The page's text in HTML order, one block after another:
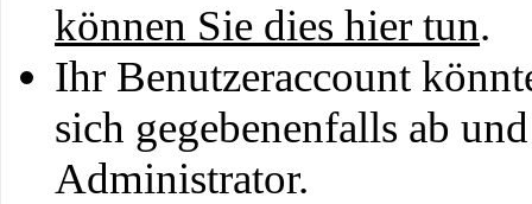
können Sie dies hier tun.
Ihr Benutzeraccount
sich gegebenenfalls ab
Administrator.